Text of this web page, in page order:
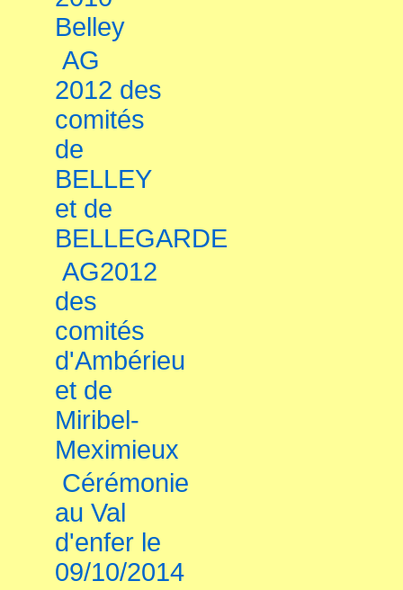
Belley
AG
2012 des
comités
de
BELLEY
et de
BELLEGARDE
AG2012
des
comités
d'Ambérieu
et de
Miribel-
Meximieux
Cérémonie
au Val
d'enfer le
09/10/2014